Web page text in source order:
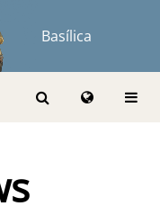
Basílica